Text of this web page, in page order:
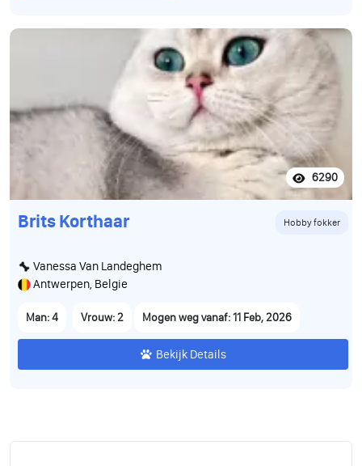
6290
Brits Korthaar Hobby fokker
Vanessa Van Landeghem
Antwerpen, Belgie
Man: 4 Vrouw: 2 Mogen weg vanaf: 11 Feb, 2026
Bekijk Details